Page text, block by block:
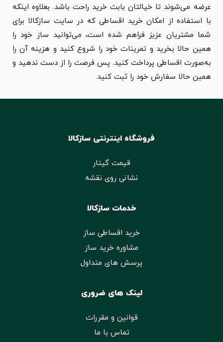
عرضه می‌شوند تا خیالتان بابت خرید راحت باشد. بعلاوه اینکه
با استفاده از امکان خرید اقساطی که در سایت سازکالا برای
شما مشتریان عزیز فراهم شده است، می‌توانید ساز خود را
همین حالا بخرید و تمرینات خود را شروع کنید و هزینه آن را
به‌صورت اقساطی پرداخت کنید. پس فرصت را از دست ندهید و
همین حالا سفارش خود را ثبت کنید.
فروشگاه اینترنتی سازکالا
قیمت گیتار
نشانی روی نقشه
خدمات سازکالا
خرید اقساطی ساز
مشاوره خرید ساز
پرسش های متداول
لینک های ضروری
قوانین و مقررات
تماس با ما